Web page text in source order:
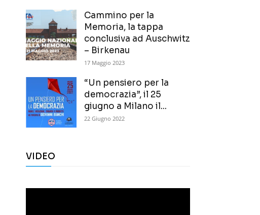
Cammino per la
Memoria, la tappa
conclusiva ad Auschwitz
– Birkenau
17 Maggio 2023
“Un pensiero per la
democrazia”, il 25
giugno a Milano il...
22 Giugno 2022
VIDEO